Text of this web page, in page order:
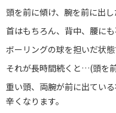
頭を前に傾け、腕を前に出
首はもちろん、背中、腰に
ボーリングの球を担いだ状
それが長時間続くと…(頭を
重い頭、両腕が前に出てい
辛くなります。